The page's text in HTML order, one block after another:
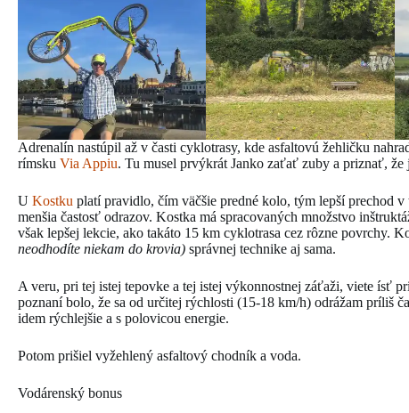
Adrenalín nastúpil až v časti cyklotrasy, kde asfaltovú žehličku
rímsku Via Appiu. Tu musel prvýkrát Janko zaťať zuby a priznať, že
U Kostku platí pravidlo, čím väčšie predné kolo, tým lepší prechod
menšia častosť odrazov. Kostka má spracovaných množstvo
však lepšej lekcie, ako takáto 15 km cyklotrasa cez rôzne povrchy.
neodhodíte niekam do krovia) správnej technike aj sama.
A veru, pri tej istej tepovke a tej istej výkonnostnej záťaži, viete ísť
poznaní bolo, že sa od určitej rýchlosti (15-18 km/h) odrážam príliš
idem rýchlejšie a s polovicou energie.
Potom prišiel vyžehlený asfaltový chodník a voda.
Vodárenský bonus